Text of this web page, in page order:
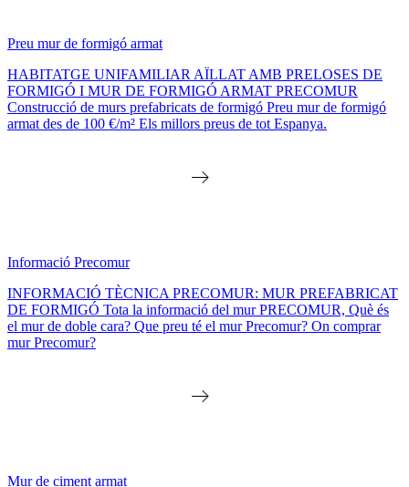
Preu mur de formigó armat
HABITATGE UNIFAMILIAR AÏLLAT AMB PRELOSES DE
FORMIGÓ I MUR DE FORMIGÓ ARMAT PRECOMUR
Construcció de murs prefabricats de formigó Preu mur de formigó
armat des de 100 €/m² Els millors preus de tot Espanya.
Informació Precomur
INFORMACIÓ TÈCNICA PRECOMUR: MUR PREFABRICAT
DE FORMIGÓ Tota la informació del mur PRECOMUR, Què és
el mur de doble cara? Que preu té el mur Precomur? On comprar
mur Precomur?
Mur de ciment armat